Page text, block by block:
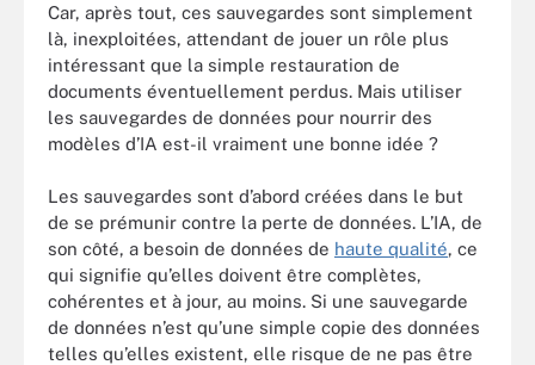
Car, après tout, ces sauvegardes sont simplement
là, inexploitées, attendant de jouer un rôle plus
intéressant que la simple restauration de
documents éventuellement perdus. Mais utiliser
les sauvegardes de données pour nourrir des
modèles d’IA est-il vraiment une bonne idée ?
Les sauvegardes sont d’abord créées dans le but
de se prémunir contre la perte de données. L’IA, de
son côté, a besoin de données de haute qualité, ce
qui signifie qu’elles doivent être complètes,
cohérentes et à jour, au moins. Si une sauvegarde
de données n’est qu’une simple copie des données
telles qu’elles existent, elle risque de ne pas être